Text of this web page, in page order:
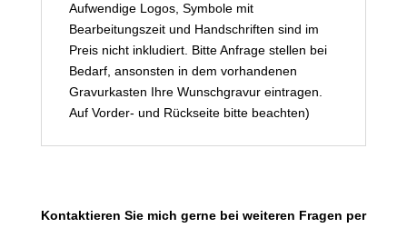
Aufwendige Logos, Symbole mit
Bearbeitungszeit und Handschriften sind im
Preis nicht inkludiert. Bitte Anfrage stellen bei
Bedarf, ansonsten in dem vorhandenen
Gravurkasten Ihre Wunschgravur eintragen.
Auf Vorder- und Rückseite bitte beachten)
Kontaktieren Sie mich gerne bei weiteren Fragen per